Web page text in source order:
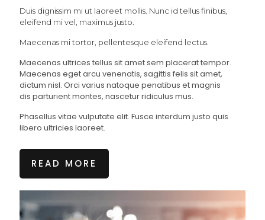
Duis dignissim mi ut laoreet mollis. Nunc id tellus finibus,
eleifend mi vel, maximus justo.
Maecenas mi tortor, pellentesque eleifend lectus.
Maecenas ultrices tellus sit amet sem placerat tempor.
Maecenas eget arcu venenatis, sagittis felis sit amet,
dictum nisl. Orci varius natoque penatibus et magnis
dis parturient montes, nascetur ridiculus mus.
Phasellus vitae vulputate elit. Fusce interdum justo quis
libero ultricies laoreet.
READ MORE